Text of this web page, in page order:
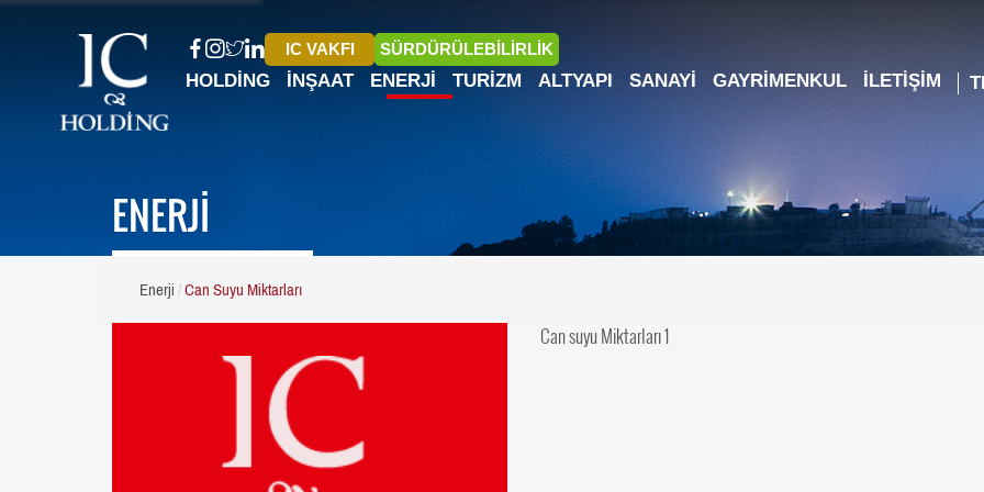
IC VAKFI SÜRDÜRÜLEBİLİRLİK
HOLDING İNŞAAT ENERJI TURIZM ALTYAPI SANAYI GAYRIMENKUL İLETIŞIM
ENERJİ
Enerji Can Suyu Miktarları
Can suyu Miktarları 1